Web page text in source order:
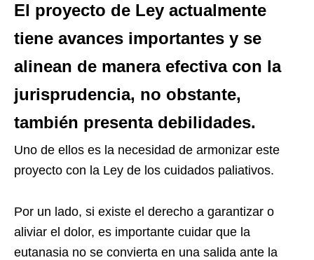
El proyecto de Ley actualmente
tiene avances importantes y se
alinean de manera efectiva con la
jurisprudencia, no obstante,
también presenta debilidades.
Uno de ellos es la necesidad de armonizar este
proyecto con la Ley de los cuidados paliativos.
Por un lado, si existe el derecho a garantizar o
aliviar el dolor, es importante cuidar que la
eutanasia no se convierta en una salida ante la